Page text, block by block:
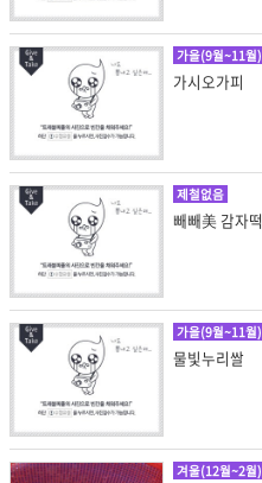
가을(9월~11월)
가시오가피
제철없음
빼빼美 감자떡
가을(9월~11월)
물빛누리쌀
겨울(12월~2월)